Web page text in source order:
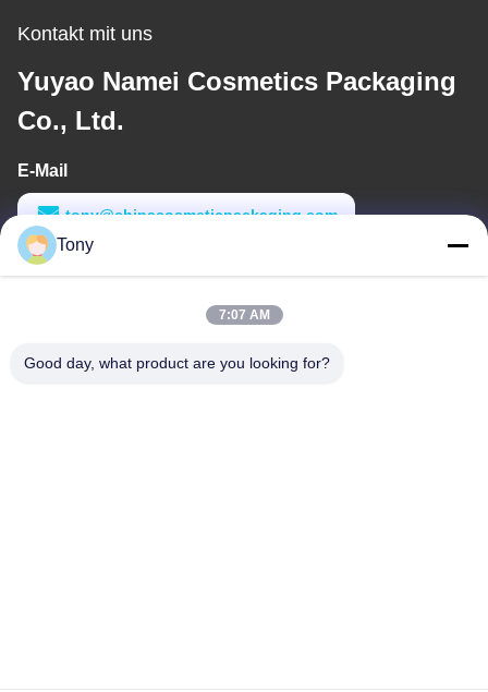
Kontakt mit uns
Yuyao Namei Cosmetics Packaging
Co., Ltd.
E-Mail
tony@chinacosmeticpackaging.com
Arbeitszeit
Tony
7:07 AM
Good day, what product are you looking for?